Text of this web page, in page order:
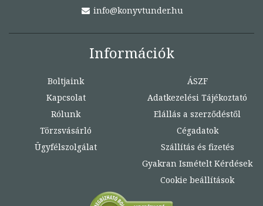
info@konyvtunder.hu
Információk
Boltjaink
Kapcsolat
Rólunk
Törzsvásárló
Ügyfélszolgálat
ÁSZF
Adatkezelési Tájékoztató
Elállás a szerződéstől
Cégadatok
Szállítás és fizetés
Gyakran Ismételt Kérdések
Cookie beállítások